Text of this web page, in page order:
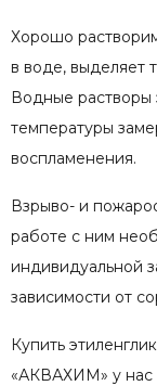
Хорошо
в воде, выделяет
Водные растворы
температуры
воспламенения.
Взрыво- и
работе с ним
индивидуальной
зависимости от
Купить
«АКВАХИМ» у нас